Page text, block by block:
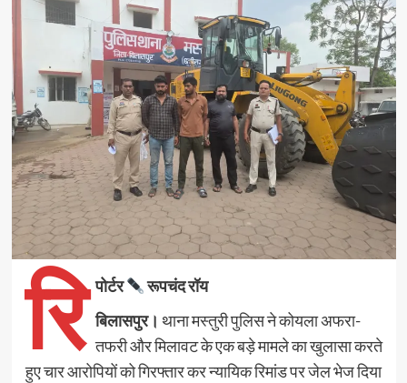
रि पोर्टर
रूपचंद रॉय
बिलासपुर। थाना मस्तुरी पुलिस ने कोयला अफरा-
तफरी और मिलावट के एक बड़े मामले का खुलासा करते
हुए चार आरोपियों को गिरफ्तार कर न्यायिक रिमांड पर जेल भेज दिया